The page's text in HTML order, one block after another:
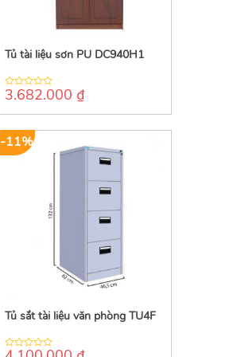
Tủ tài liệu sơn PU DC940H1
0
of
3.682.000 ₫
-11%
Tủ sắt tài liệu văn phòng TU4F